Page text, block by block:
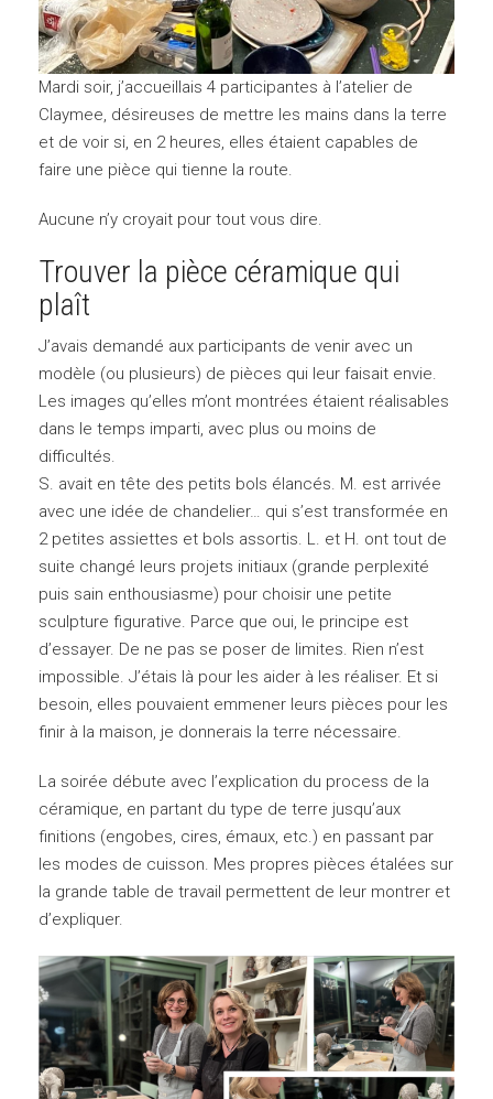
Mardi soir, j’accueillais 4 participantes à l’atelier de
Claymee, désireuses de mettre les mains dans la terre
et de voir si, en 2 heures, elles étaient capables de
faire une pièce qui tienne la route.
Aucune n’y croyait pour tout vous dire.
Trouver la pièce céramique qui
plaît
J’avais demandé aux participants de venir avec un
modèle (ou plusieurs) de pièces qui leur faisait envie.
Les images qu’elles m’ont montrées étaient réalisables
dans le temps imparti, avec plus ou moins de
difficultés.
S. avait en tête des petits bols élancés. M. est arrivée
avec une idée de chandelier… qui s’est transformée en
2 petites assiettes et bols assortis. L. et H. ont tout de
suite changé leurs projets initiaux (grande perplexité
puis sain enthousiasme) pour choisir une petite
sculpture figurative. Parce que oui, le principe est
d’essayer. De ne pas se poser de limites. Rien n’est
impossible. J’étais là pour les aider à les réaliser. Et si
besoin, elles pouvaient emmener leurs pièces pour les
finir à la maison, je donnerais la terre nécessaire.
La soirée débute avec l’explication du process de la
céramique, en partant du type de terre jusqu’aux
finitions (engobes, cires, émaux, etc.) en passant par
les modes de cuisson. Mes propres pièces étalées sur
la grande table de travail permettent de leur montrer et
d’expliquer.